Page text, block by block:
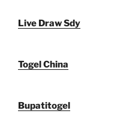
Live Draw Sdy
Togel China
Bupatitogel